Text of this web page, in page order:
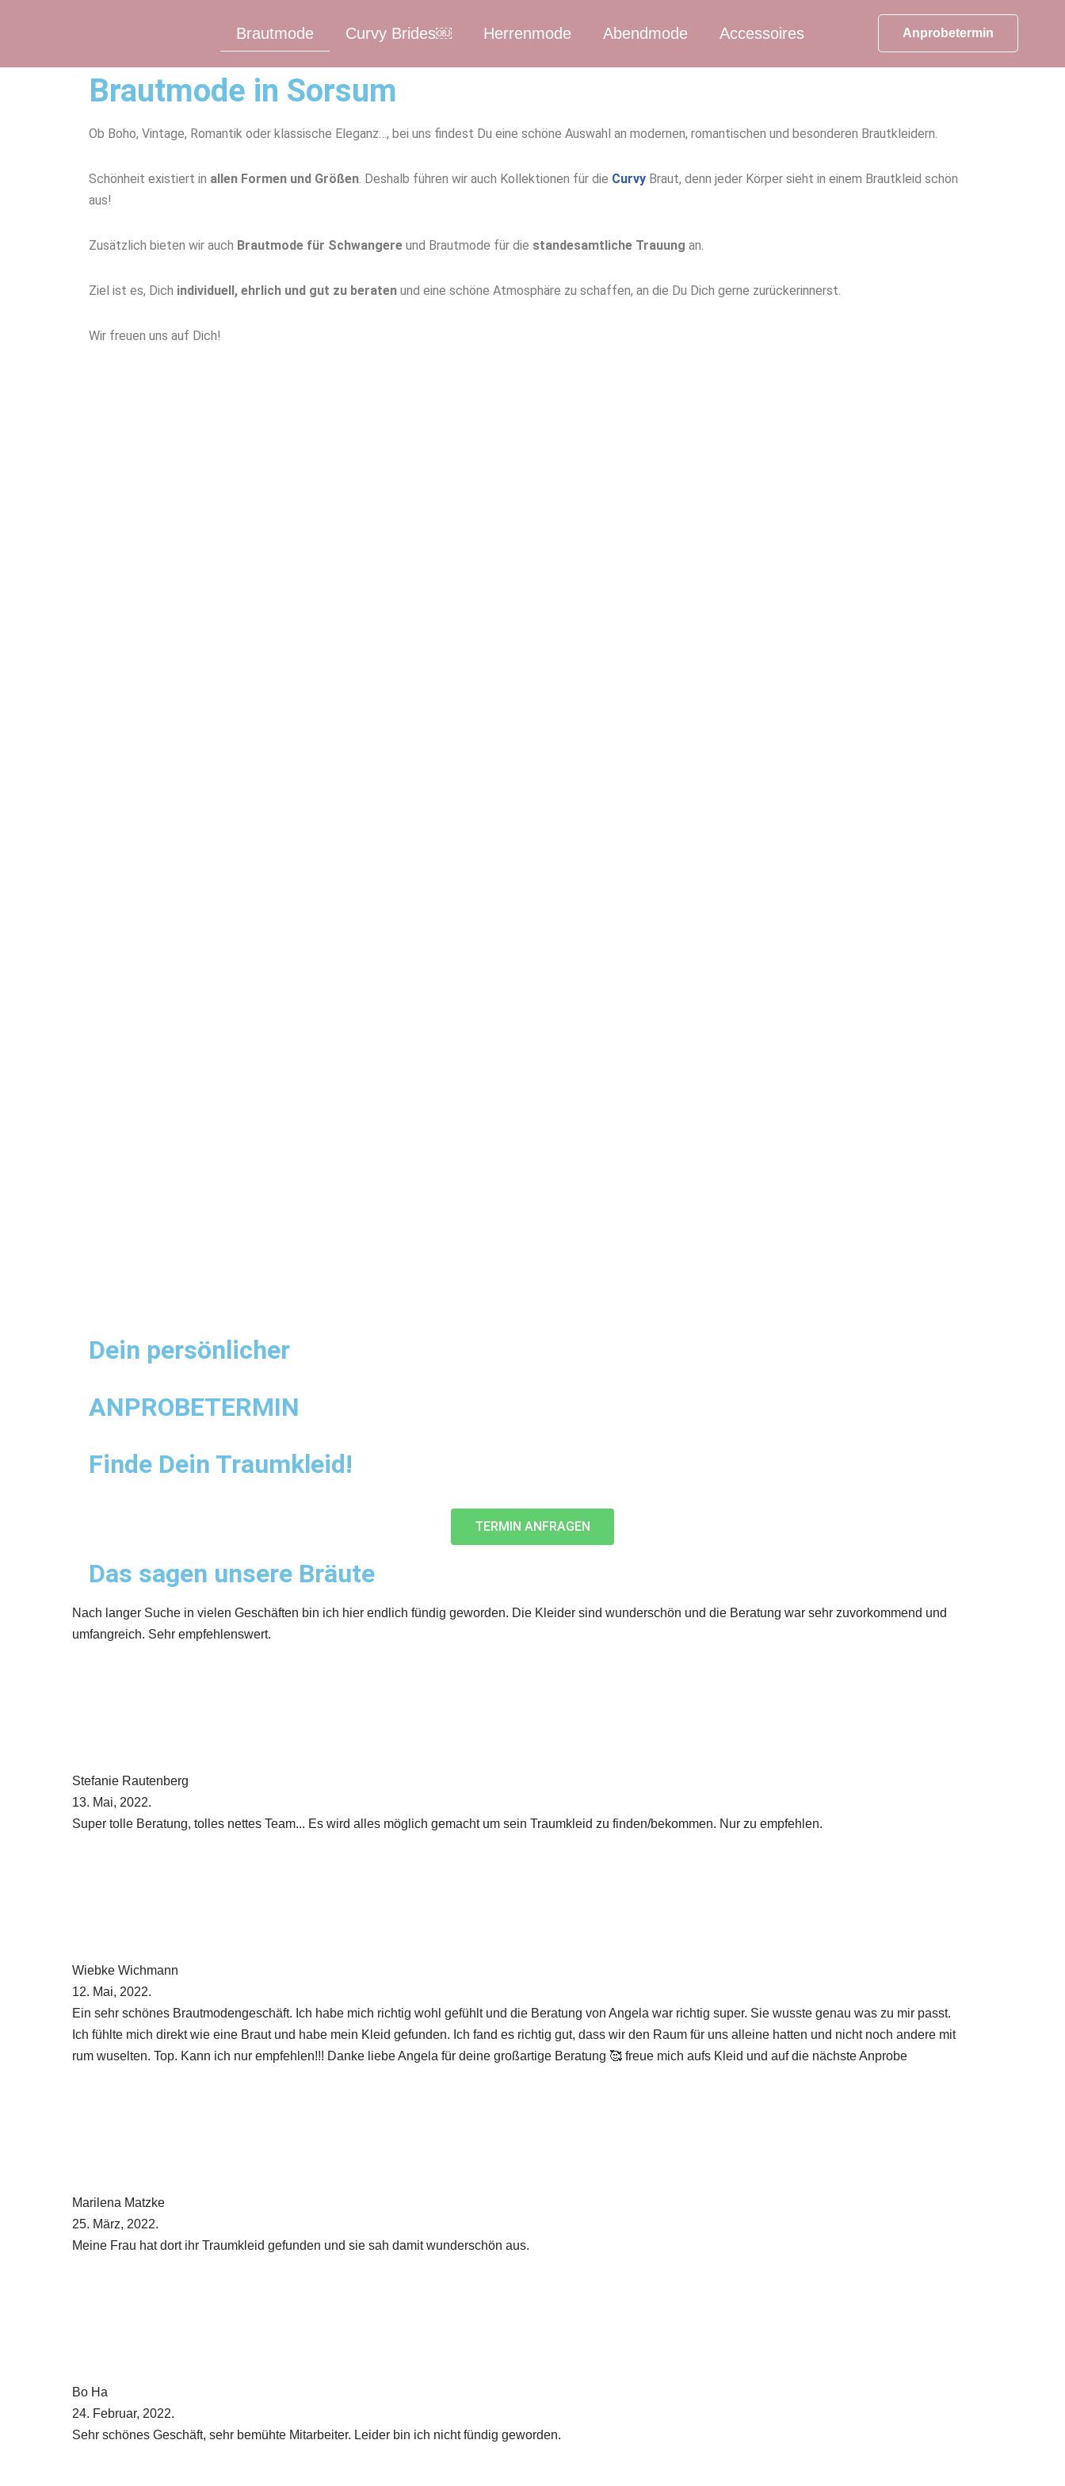
Inhalt
Brautmode Curvy Brides￼ Herrenmode Abendmode Accessoires Anprobetermin
Brautmode in Sorsum
Ob Boho, Vintage, Romantik oder klassische Eleganz…, bei uns findest Du eine schöne Auswahl an modernen, romantischen und besonderen Brautkleidern.
Schönheit existiert in allen Formen und Größen. Deshalb führen wir auch Kollektionen für die Curvy Braut, denn jeder Körper sieht in einem Brautkleid schön
aus!
Zusätzlich bieten wir auch Brautmode für Schwangere und Brautmode für die standesamtliche Trauung an.
Ziel ist es, Dich individuell, ehrlich und gut zu beraten und eine schöne Atmosphäre zu schaffen, an die Du Dich gerne zurückerinnerst.
Wir freuen uns auf Dich!
Dein persönlicher
ANPROBETERMIN
Finde Dein Traumkleid!
TERMIN ANFRAGEN
Das sagen unsere Bräute
bin ich hier endlich fündig geworden. Die Kleider sind wunderschön und die Beratung war sehr zuvorkommend und
Es wird alles möglich gemacht um sein Traumkleid zu finden/bekommen. Nur zu empfehlen.
Ich habe mich richtig wohl gefühlt und die Beratung von Angela war richtig super. Sie wusste genau was zu mir passt.
und habe mein Kleid gefunden. Ich fand es richtig gut, dass wir den Raum für uns alleine hatten und nicht noch andere mit
Danke liebe Angela für deine großartige Beratung 🥰 freue mich aufs Kleid und auf die nächste Anprobe
und sie sah damit wunderschön aus.
Mitarbeiter. Leider bin ich nicht fündig geworden.